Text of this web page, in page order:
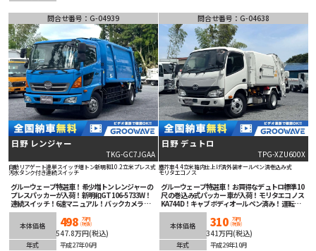
問合せ番号：G-04939
日野 レンジャー
TKG-GC7JGAA
自動リアゲート連単スイッチ増トン新明和10.2立米プレス式
汚水タンク付き連続スイッチ
グルーウェーブ特選車！希少増トンレンジャーの
プレスパッカーが入荷！新明和GT106-5733W！
連続スイッチ！6速マニュアル！バックカメラ！
タイヤの残量もありオススメの1台です！
本体価格 498 万円
(税抜)
547.8万円(税込)
年式
平成27年06月
問合せ番号：G-04638
日野 デュトロ
TPG-XZU600X
塵芥車4.4立米箱内仕上げ済外装オールペン済巻込み式
モリタエコノス
グルーウェーブ特選車！お買得なデュトロ標準10
尺 の巻込み式パッカー車が入荷！モリタエコノス
KA744D！キャブボディオールペン済み！運転
楽々オートマチック！ETC＆バックカメラ装着済
み！LEDフォグランプ！衝突被害軽減ブレーキ等
安全装備も充実！
本体価格 310 万円
(税抜)
341万円(税込)
年式
平成29年10月